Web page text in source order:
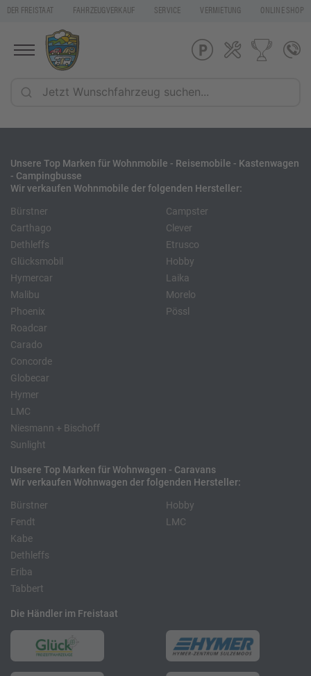
DER FREISTAAT FAHRZEUGVERKAUF SERVICE VERMIETUNG ONLINE SHOP
Unsere Top Marken für Wohnmobile - Reisemobile - Kastenwagen
- Campingbusse
Wir verkaufen Wohnmobile der folgenden Hersteller:
Bürstner
Carthago
Dethleffs
Glücksmobil
Hymercar
Malibu
Phoenix
Roadcar
Campster
Clever
Etrusco
Hobby
Laika
Morelo
Pössl
Carado
Concorde
Globecar
Hymer
LMC
Niesmann + Bischoff
Sunlight
Unsere Top Marken für Wohnwagen - Caravans
Wir verkaufen Wohnwagen der folgenden Hersteller:
Bürstner
Fendt
Kabe
Hobby
LMC
Dethleffs
Eriba
Tabbert
Die Händler im Freistaat